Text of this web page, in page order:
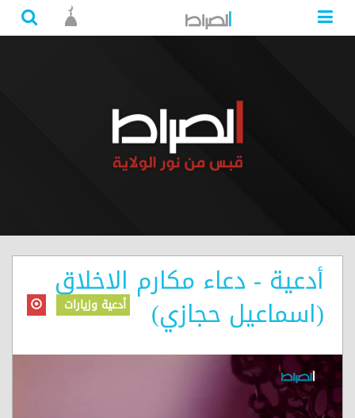
أدعية - دعاء مكارم الاخلاق
(اسماعيل حجازي) أدعية وزيارات